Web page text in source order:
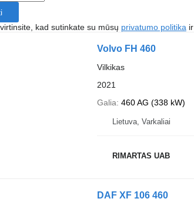
kad sutinkate su mūsų privatumo politika ir
Volvo FH 460
Vilkikas
2021
Galia 460 AG (338 kW)
Lietuva, Varkaliai
RIMARTAS UAB
DAF XF 106 460